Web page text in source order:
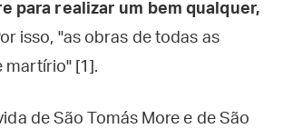
para realizar um bem qualquer,
isso, "as obras de todas as
martírio" [1].
de São Tomás More e de São